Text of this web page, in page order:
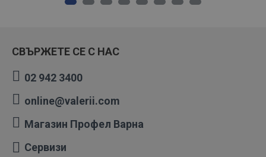
СВЪРЖЕТЕ СЕ С НАС
02 942 3400
online@valerii.com
Магазин Профел Варна
Сервизи